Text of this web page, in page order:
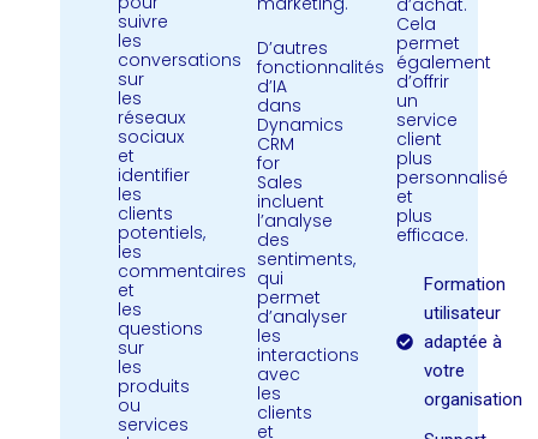
suivre
les
conversations
sur
les
réseaux
sociaux
et
identifier
les
clients
potentiels,
les
commentaires
et
les
questions
sur
les
produits
ou
services
D’autres
fonctionnalités
d’IA
dans
Dynamics
CRM
for
Sales
incluent
l’analyse
des
sentiments,
qui
permet
d’analyser
les
interactions
avec
les
clients
et
Cela
permet
également
d’offrir
un
service
client
plus
personnalisé
et
plus
efficace.
Formation
utilisateur
adaptée à
votre
organisation